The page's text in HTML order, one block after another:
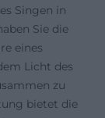
Singen in
Sie die
eines
Licht des
zu
bietet die